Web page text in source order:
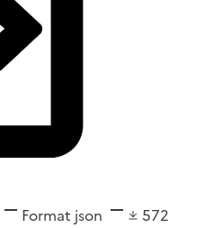
Format json
572